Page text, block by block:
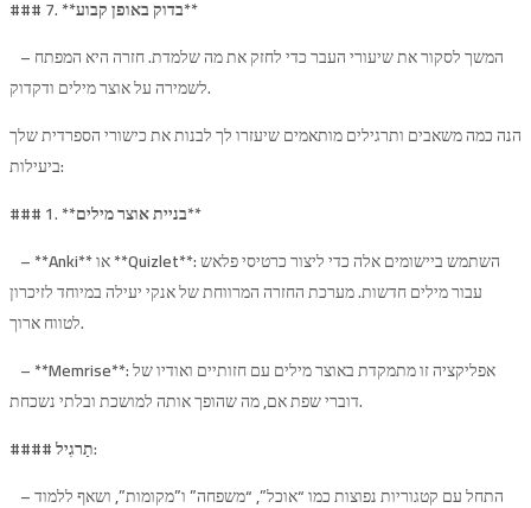
### 7. **בדוק באופן קבוע**
– המשך לסקור את שיעורי העבר כדי לחזק את מה שלמדת. חזרה היא המפתח
לשמירה על אוצר מילים ודקדוק.
הנה כמה משאבים ותרגילים מותאמים שיעזרו לך לבנות את כישורי הספרדית שלך
ביעילות:
### 1. **
בניית אוצר מילים**
– **Anki** או **Quizlet**: השתמש ביישומים אלה כדי ליצור כרטיסי פלאש
עבור מילים חדשות. מערכת החזרה המרווחת של אנקי יעילה במיוחד לזיכרון
לטווח ארוך.
– **Memrise**: אפליקציה זו מתמקדת באוצר מילים עם חזותיים ואודיו של
דוברי שפת אם, מה שהופך אותה למושכת ובלתי נשכחת.
####תַרגִיל:
– התחל עם קטגוריות נפוצות כמו “אוכל”, “משפחה” ו”מקומות”, ושאף ללמוד